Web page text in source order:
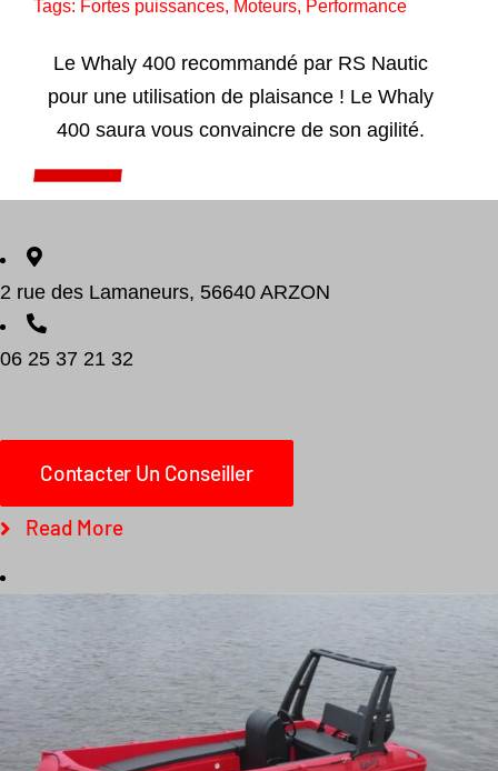
Tags: Fortes puissances, Moteurs, Performance
Le Whaly 400 recommandé par RS Nautic
pour une utilisation de plaisance ! Le Whaly
400 saura vous convaincre de son agilité.
2 rue des Lamaneurs, 56640 ARZON
06 25 37 21 32
Contacter Un Conseiller
Read More